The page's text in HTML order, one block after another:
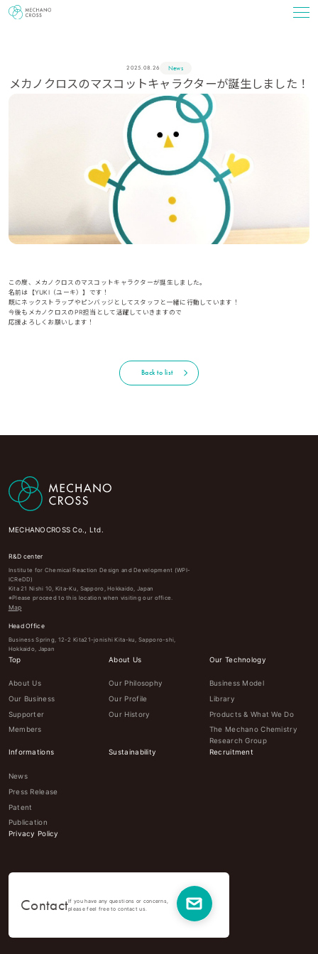
2025.08.26 News
メカノクロスのマスコットキャラクターが誕生しました！
この度、メカノクロスのマスコットキャラクターが誕生しました。
名前は【YUKI（ユーキ）】です！
既にネックストラップやピンバッジとしてスタッフと一緒に行動しています！
今後もメカノクロスのPR担当として活躍していきますので
応援よろしくお願いします！
Back to list
MECHANOCROSS Co., Ltd.
R&D center
Institute for Chemical Reaction Design and Development (WPI-
ICReDD)
Kita 21 Nishi 10, Kita-Ku, Sapporo, Hokkaido, Japan
※Please proceed to this location when visiting our office.
Map
Head Office
Business Spring, 12-2 Kita21-jonishi Kita-ku, Sapporo-shi,
Hokkaido, Japan
Top
About Us
Our Business
Supporter
Members
About Us
Our Philosophy
Our Profile
Our History
Our Technology
Business Model
Library
Products & What We Do
The Mechano Chemistry
Research Group
Informations
News
Press Release
Patent
Publication
Sustainability Recruitment
Privacy Policy
ContactIf you have any questions or concerns,
please feel free to contact us.